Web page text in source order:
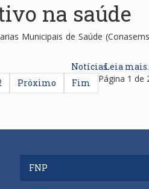
na saúde
Municipais de Saúde
NotíciasLeia
Próximo Fim Página 1 de
FNP